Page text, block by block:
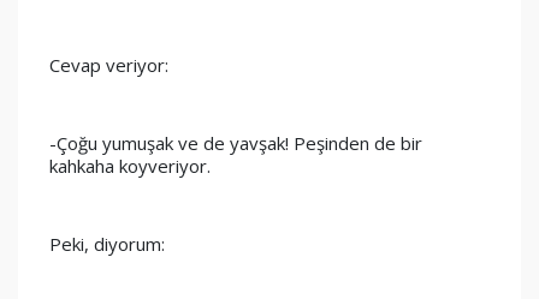
Cevap veriyor:
-Çoğu yumuşak ve de yavşak! Peşinden de bir
kahkaha koyveriyor.
Peki, diyorum: